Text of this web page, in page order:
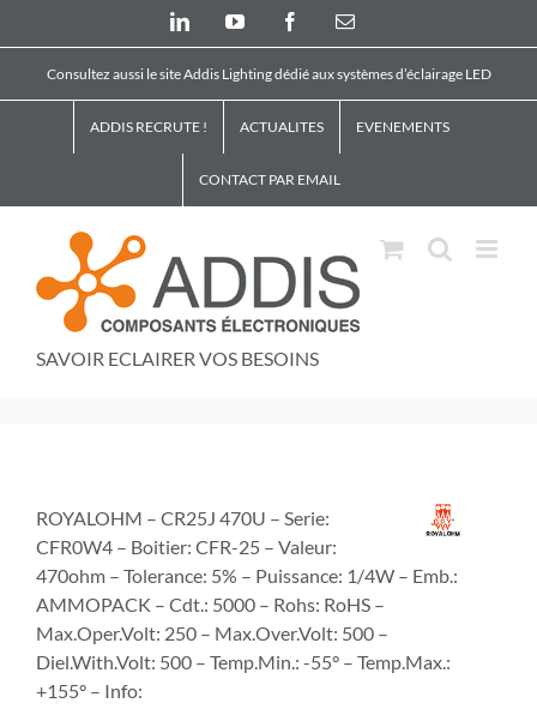
LinkedInYouTube FacebookEmail
Consultez aussi le site Addis Lighting dédié aux systèmes d’éclairage LED
ADDIS RECRUTE ! ACTUALITES EVENEMENTS
CONTACT PAR EMAIL
SAVOIR ECLAIRER VOS BESOINS
ROYALOHM – CR25J 470U – Serie:
CFR0W4 – Boitier: CFR-25 – Valeur:
470ohm – Tolerance: 5% – Puissance: 1/4W – Emb.:
AMMOPACK – Cdt.: 5000 – Rohs: RoHS –
Max.Oper.Volt: 250 – Max.Over.Volt: 500 –
Diel.With.Volt: 500 – Temp.Min.: -55° – Temp.Max.:
+155° – Info: